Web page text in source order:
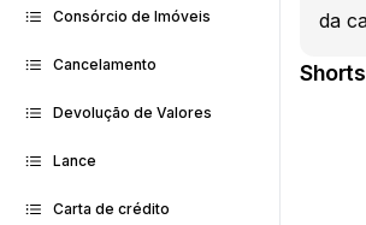
Consórcio de Imóveis
Cancelamento
Devolução de Valores
Lance
Carta de crédito
da
Shorts